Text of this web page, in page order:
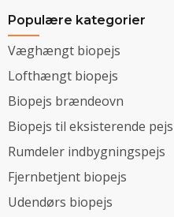
Populære kategorier
Væghængt biopejs
Lofthængt biopejs
Biopejs brændeovn
Biopejs til eksisterende pejs
Rumdeler indbygningspejs
Fjernbetjent biopejs
Udendørs biopejs